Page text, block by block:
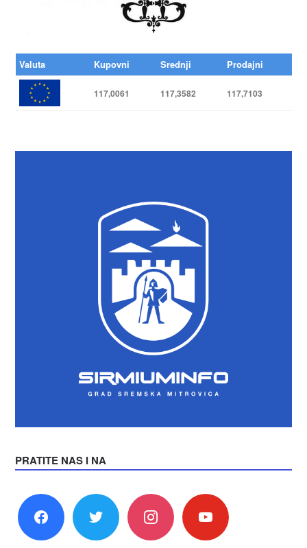
Valuta Kupovni Srednji Prodajni
117,0061 117,3582 117,7103
PRATITE NAS I NA
facebook twitter instagram youtube